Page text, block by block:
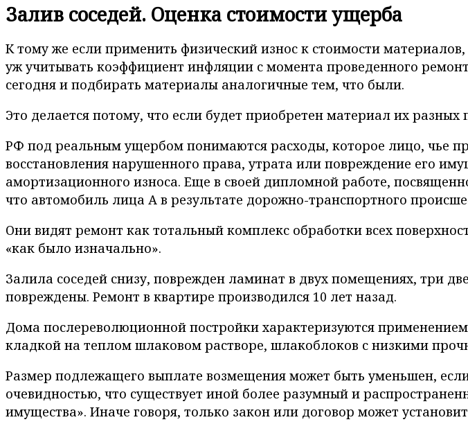
Залив соседей. Оценка стоимости ущерба
К тому же если применить физический износ к стоимости
уж учитывать коэффициент инфляции с момента проведенного
сегодня и подбирать материалы аналогичные тем, что были.
Это делается потому, что если будет приобретен материал их
РФ под реальным ущербом понимаются расходы, которое лицо, чье
восстановления нарушенного права, утрата или повреждение его
амортизационного износа. Еще в своей дипломной работе,
что автомобиль лица А в результате дорожно-транспортного
Они видят ремонт как тотальный комплекс обработки всех
«как было изначально».
Залила соседей снизу, поврежден ламинат в двух помещениях, три
повреждены. Ремонт в квартире производился 10 лет назад.
Дома послереволюционной постройки характеризуются
кладкой на теплом шлаковом растворе, шлакоблоков с низкими
Размер подлежащего выплате возмещения может быть уменьшен,
очевидностью, что существует иной более разумный и
имущества». Иначе говоря, только закон или договор может